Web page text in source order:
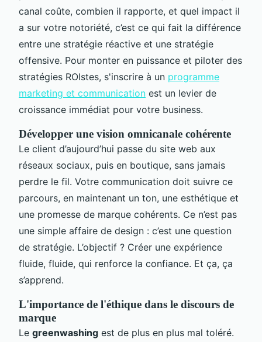
canal coûte, combien il rapporte, et quel impact il
a sur votre notoriété, c’est ce qui fait la différence
entre une stratégie réactive et une stratégie
offensive. Pour monter en puissance et piloter des
stratégies ROIstes, s'inscrire à un programme
marketing et communication est un levier de
croissance immédiat pour votre business.
Développer une vision omnicanale cohérente
Le client d’aujourd’hui passe du site web aux
réseaux sociaux, puis en boutique, sans jamais
perdre le fil. Votre communication doit suivre ce
parcours, en maintenant un ton, une esthétique et
une promesse de marque cohérents. Ce n’est pas
une simple affaire de design : c’est une question
de stratégie. L’objectif ? Créer une expérience
fluide, fluide, qui renforce la confiance. Et ça, ça
s’apprend.
L'importance de l'éthique dans le discours de
marque
Le greenwashing est de plus en plus mal toléré.